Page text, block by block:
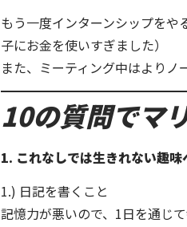
もう一度インターンシップをや
子にお金を使いすぎました）
また、ミーティング中はよりノ
10の質問でマ
1. これなしでは生きれない趣味
1.) 日記を書くこと
記憶力が悪いので、1日を通じ